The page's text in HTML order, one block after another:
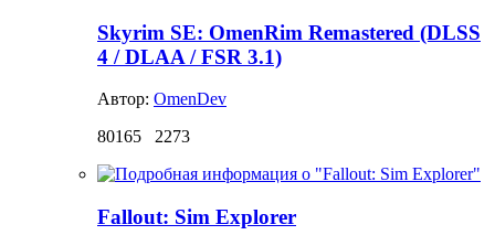
Skyrim SE: OmenRim Remastered (DLSS
4 / DLAA / FSR 3.1)
Автор: OmenDev
80165
2273
Fallout: Sim Explorer